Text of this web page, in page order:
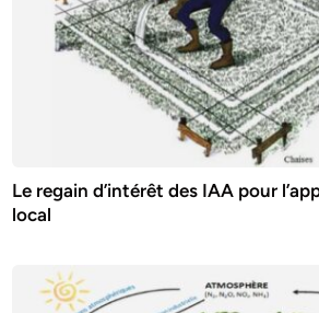
Le regain d’intérêt des IAA pour
local